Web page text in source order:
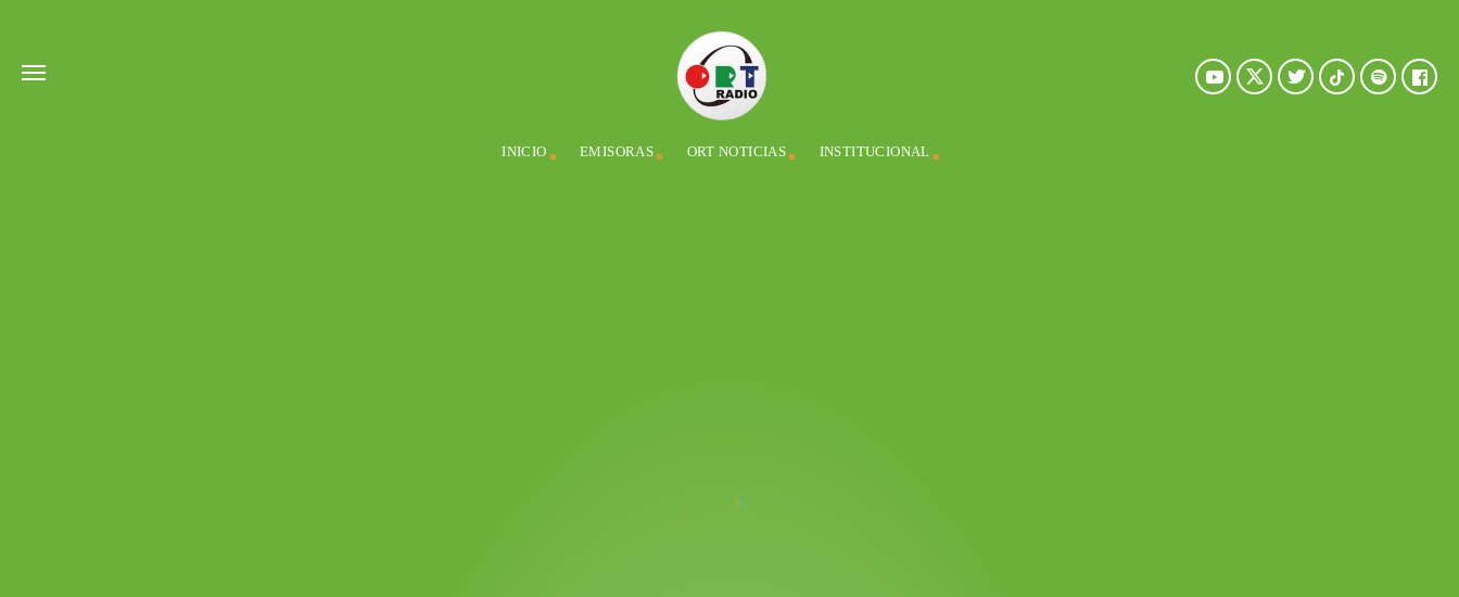
INICIO EMISORAS ORT NOTICIAS INSTITUCIONAL